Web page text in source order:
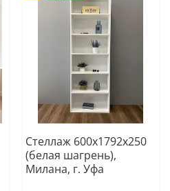
Стеллаж 600х1792х250
(белая шагрень),
Милана, г. Уфа